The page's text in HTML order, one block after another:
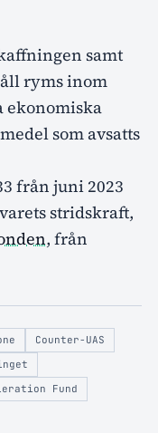
samt
ryms inom
ekonomiska
som avsatts
från juni 2023
stridskraft,
, från
Counter-UAS
Fund